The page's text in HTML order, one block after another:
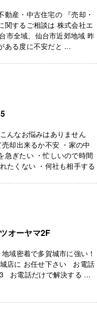
産・中古住宅の 『売却・
関するご相談は 株式会社エ
市全域、仙台市近郊地域 昨
ある度に不安だと ...
んなお悩みはありません
却出来るか不安 ・家の中
急ぎたい ・忙しいので時間
たくない ・何社も相手する
オーヤマ2F
域密着で多賀城市に強い！
店に お任せ下さい お電話
お電話だけで解決する ...